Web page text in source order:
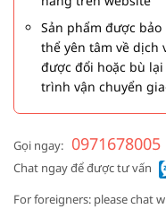
Sản phẩm được
thể yên tâm về dịch
được đổi hoặc bù
trình vận chuyển
Gọi ngay: 0971678005
Chat ngay để được tư vấn
For foreigners: please chat